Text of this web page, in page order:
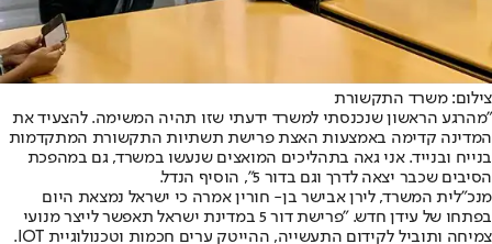
צילום: משרד התקשורת
"מהרגע הראשון שנכנסתי למשרד ידעתי שזו תהיה המשימה. להצעיד את
המדינה קדימה באמצעות האצת פרישת תשתיות התקשורת המתקדמות
בנייח ובנייד. אני גאה בתהליכים המואצים שנעשו במשרד, גם במהפכת
הסיבים שכבר יצאה לדרך וגם בדור 5", הוסיף הנדל.
מנכ״לית המשרד, לירן אבישר בן- חורין אמרה כי ישראל נמצאת היום
בפתחו של עידן חדש. "פרישת דור 5 במדינת ישראל תאפשר לייצר מנועי
צמיחה ותוביל לקידום התעשייה, ההייטק ערים חכמות וטכנולוגיית IOT.